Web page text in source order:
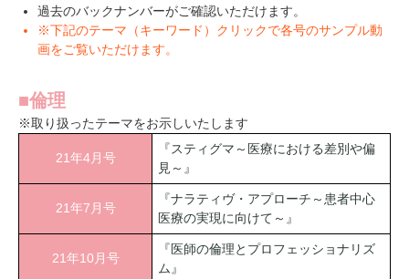
過去のバックナンバーがご確認いただけます。
※下記のテーマ（キーワード）クリックで各号のサンプル動
画をご覧いただけます。
■倫理
※取り扱ったテーマをお示しいたします
21年4月号
『スティグマ～医療における差別や偏
見～』
21年7月号
『ナラティヴ・アプローチ～患者中心
医療の実現に向けて～』
21年10月号
『医師の倫理とプロフェッショナリズ
ム』